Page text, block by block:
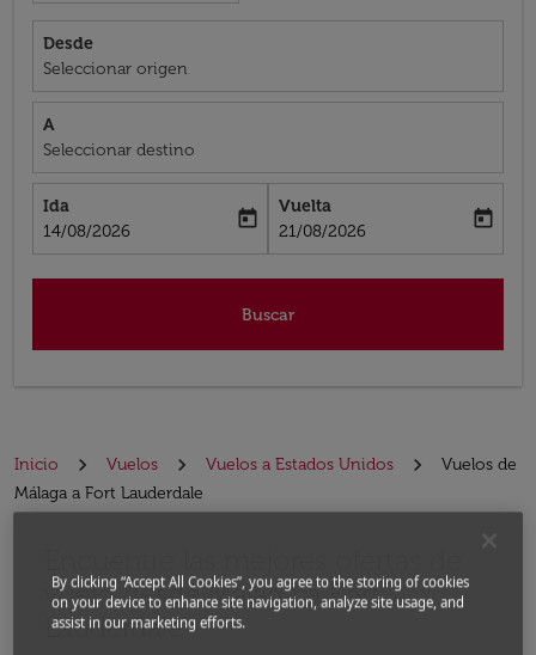
Desde
Seleccionar origen
A
Seleccionar destino
Ida
fc-booking-departure-date-aria-label
14/08/2026
today
Vuelta
fc-booking-return-date-aria-label
21/08/2026
today
Buscar
Inicio Vuelos Vuelos a Estados Unidos
Vuelos de
Málaga a Fort Lauderdale
vuelo desde Málaga a Fort
Lauderdale
By clicking “Accept All Cookies”, you agree to the storing of cookies
on your device to enhance site navigation, analyze site usage, and
assist in our marketing efforts.